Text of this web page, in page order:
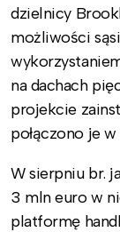
dzielnicy
możliwości
na dachach
projekcie
połączono je
W sierpniu br.
3 mln euro w
platformę